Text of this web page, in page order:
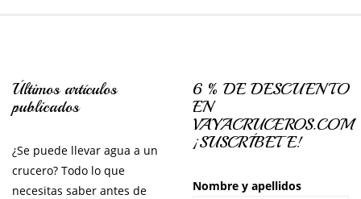
Últimos artículos
publicados
¿Se puede llevar agua a un
crucero? Todo lo que
necesitas saber antes de
6 % DE DESCUENTO
EN
VAYACRUCEROS.COM
¡SUSCRÍBETE!
Nombre y apellidos